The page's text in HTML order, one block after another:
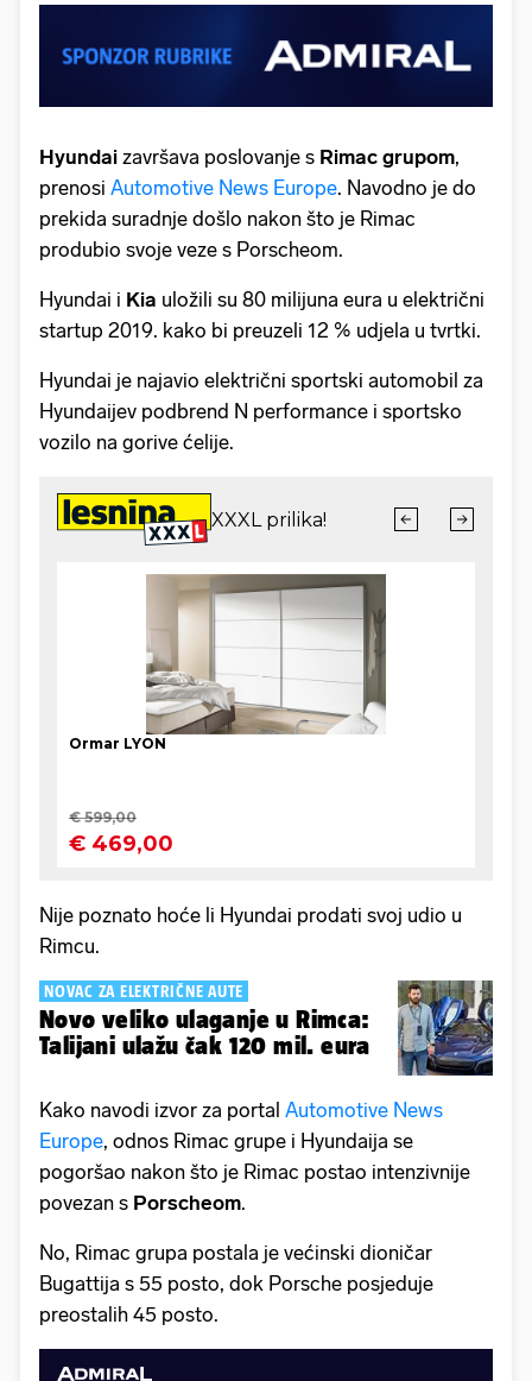
Hyundai završava poslovanje s Rimac grupom,
prenosi Automotive News Europe. Navodno je do
prekida suradnje došlo nakon što je Rimac
produbio svoje veze s Porscheom.
Hyundai i Kia uložili su 80 milijuna eura u električni
startup 2019. kako bi preuzeli 12 % udjela u tvrtki.
Hyundai je najavio električni sportski automobil za
Hyundaijev podbrend N performance i sportsko
vozilo na gorive ćelije.
Nije poznato hoće li Hyundai prodati svoj udio u
Rimcu.
NOVAC ZA ELEKTRIČNE AUTE
Novo veliko ulaganje u Rimca:
Talijani ulažu čak 120 mil. eura
Kako navodi izvor za portal Automotive News
Europe, odnos Rimac grupe i Hyundaija se
pogoršao nakon što je Rimac postao intenzivnije
povezan s Porscheom.
No, Rimac grupa postala je većinski dioničar
Bugattija s 55 posto, dok Porsche posjeduje
preostalih 45 posto.